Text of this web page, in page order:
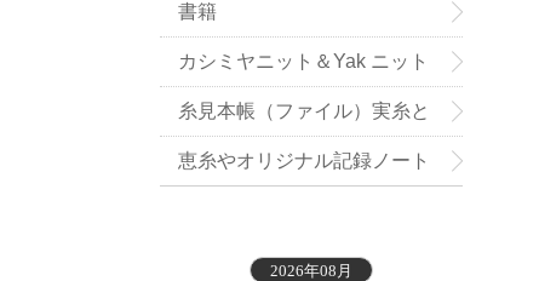
書籍
カシミヤニット＆Yak ニット
小物お買い得
糸見本帳（ファイル）実糸と
織地見本付き
恵糸やオリジナル記録ノート
2026年08月